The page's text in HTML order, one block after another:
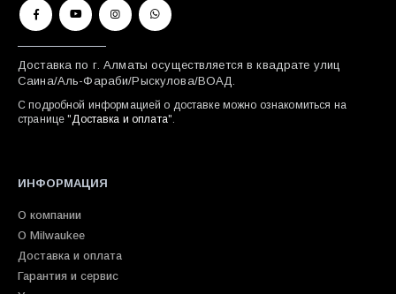
Доставка по г. Алматы осуществляется в квадрате улиц
Саина/Аль-Фараби/Рыскулова/ВОАД.
С подробной информацией о доставке можно ознакомиться на
странице " Доставка и оплата".
ИНФОРМАЦИЯ
О компании
О Milwaukee
Доставка и оплата
Гарантия и сервис